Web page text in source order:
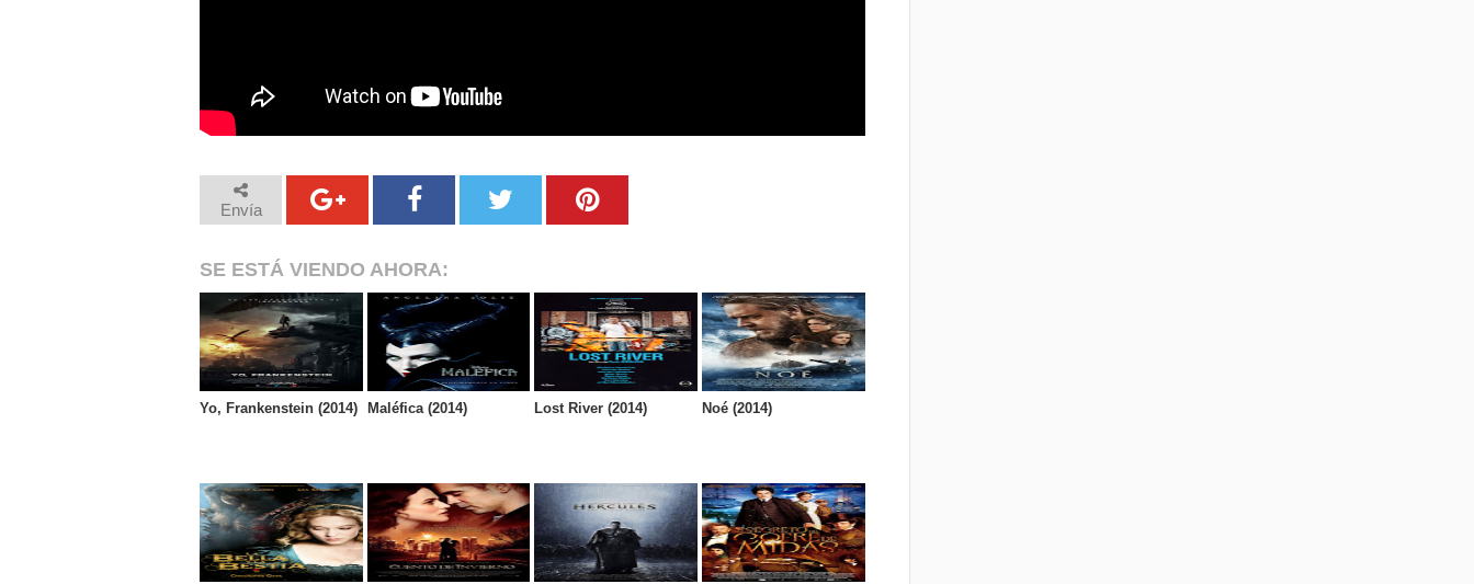
Envía
SE ESTÁ VIENDO AHORA:
Yo, Frankenstein (2014) Maléfica (2014) Lost River (2014) Noé (2014)